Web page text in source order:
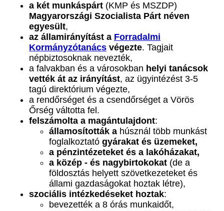
a két munkáspárt (KMP és MSZDP)
Magyarországi Szocialista Párt néven
egyesült,
az államirányítást a Forradalmi
Kormányzótanács végezte. Tagjait
népbiztosoknak nevezték,
a falvakban és a városokban helyi tanácsok
vették át az irányítást, az ügyintézést 3-5
tagú direktórium végezte,
a rendőrséget és a csendőrséget a Vörös
Őrség váltotta fel.
felszámolta a magántulajdont:
államosították a húsznál több munkást
foglalkoztató gyárakat és üzemeket,
a pénzintézeteket és a lakóházakat,
a közép - és nagybirtokokat (de a
földosztás helyett szövetkezeteket és
állami gazdaságokat hoztak létre),
szociális intézkedéseket hoztak:
bevezették a 8 órás munkaidőt,